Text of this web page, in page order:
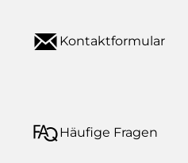
Kontaktformular
Häufige Fragen